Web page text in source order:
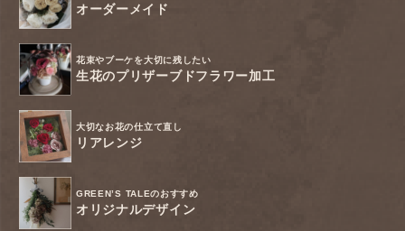
オーダーメイド
花束やブーケを大切に残したい
生花のプリザーブドフラワー加工
大切なお花の仕立て直し
リアレンジ
GREEN’S TALEのおすすめ
オリジナルデザイン